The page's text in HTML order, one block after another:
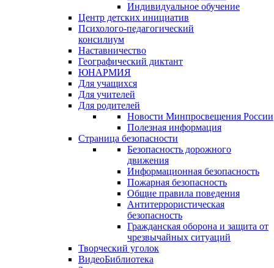
Индивидуальное обучение
Центр детских инициатив
Психолого-педагогический
консилиум
Наставничество
Географический диктант
ЮНАРМИЯ
Для учащихся
Для учителей
Для родителей
Новости Минпросвещения России
Полезная информация
Страница безопасности
Безопасность дорожного
движения
Информационная безопасность
Пожарная безопасность
Общие правила поведения
Антитеррористическая
безопасность
Гражданская оборона и защита от
чрезвычайных ситуаций
Творческий уголок
ВидеоБиблиотека